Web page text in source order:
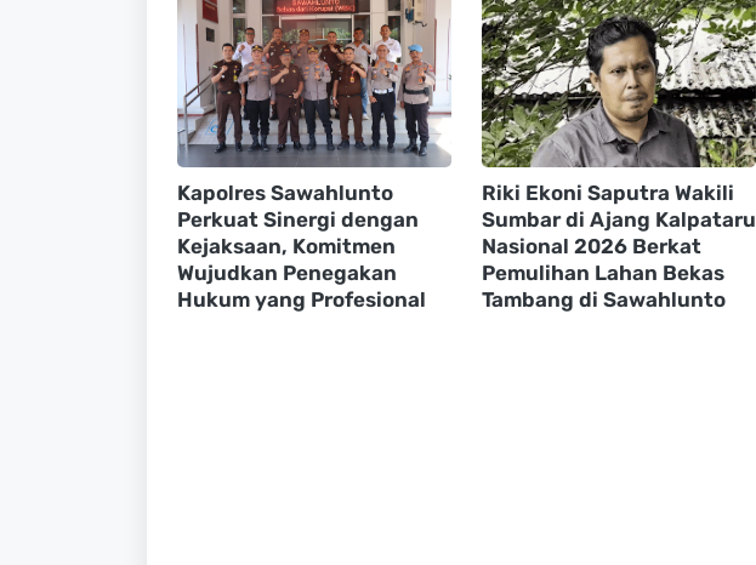
Kapolres Sawahlunto
Perkuat Sinergi dengan
Kejaksaan, Komitmen
Wujudkan Penegakan
Hukum yang Profesional
Riki Ekoni Saputra Wakili
Sumbar di Ajang Kalpataru
Nasional 2026 Berkat
Pemulihan Lahan Bekas
Tambang di Sawahlunto